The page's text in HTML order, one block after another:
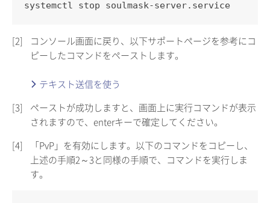
systemctl stop soulmask-server.service
[2]
コンソール画面に戻り、以下サポートページを参考にコ
ピーしたコマンドをペーストします。
テキスト送信を使う
[3]
ペーストが成功しますと、画面上に実行コマンドが表示
されますので、enterキーで確定してください。
[4]
「PvP」を有効にします。以下のコマンドをコピーし、
上述の手順2～3と同様の手順で、コマンドを実行しま
す。